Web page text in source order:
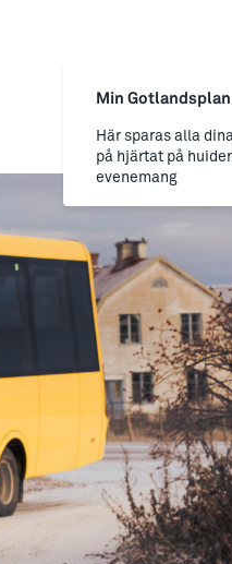
Min Gotlandsplan
Här sparas alla
på hjärtat på
evenemang